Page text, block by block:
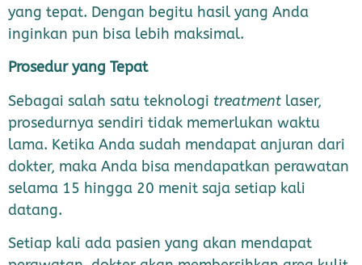
yang tepat. Dengan begitu hasil yang Anda
inginkan pun bisa lebih maksimal.
Prosedur yang Tepat
Sebagai salah satu teknologi treatment laser,
prosedurnya sendiri tidak memerlukan waktu
lama. Ketika Anda sudah mendapat anjuran dari
dokter, maka Anda bisa mendapatkan perawatan
selama 15 hingga 20 menit saja setiap kali
datang.
Setiap kali ada pasien yang akan mendapat